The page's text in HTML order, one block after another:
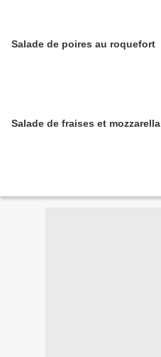
Salade de poires au roquefort
Salade de fraises et mozzarella